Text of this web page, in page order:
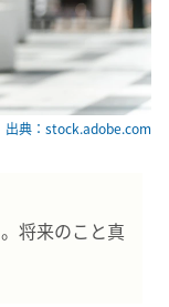
出典：stock.adobe.com
将来のこと真